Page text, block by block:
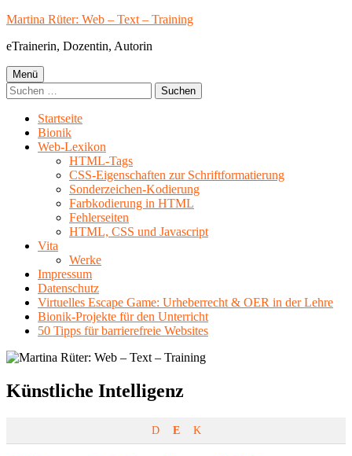
Springe
Inhalt
Martina Rüter: Web – Text – Training
eTrainerin, Dozentin, Autorin
Primäres
Menü
Menü
Suchen
nach:
Startseite
Bionik
Web-Lexikon
HTML-Tags
CSS-Eigenschaften zur Schriftformatierung
Sonderzeichen-Kodierung
Farbkodierung in HTML
Fehlerseiten
HTML, CSS und Javascript
Vita
Werke
Impressum
Datenschutz
Virtuelles Escape Game: Urheberrecht & OER in der Lehre
Bionik-Projekte für den Unterricht
50 Tipps für barrierefreie Websites
Schlagwort:
Künstliche Intelligenz
D E K